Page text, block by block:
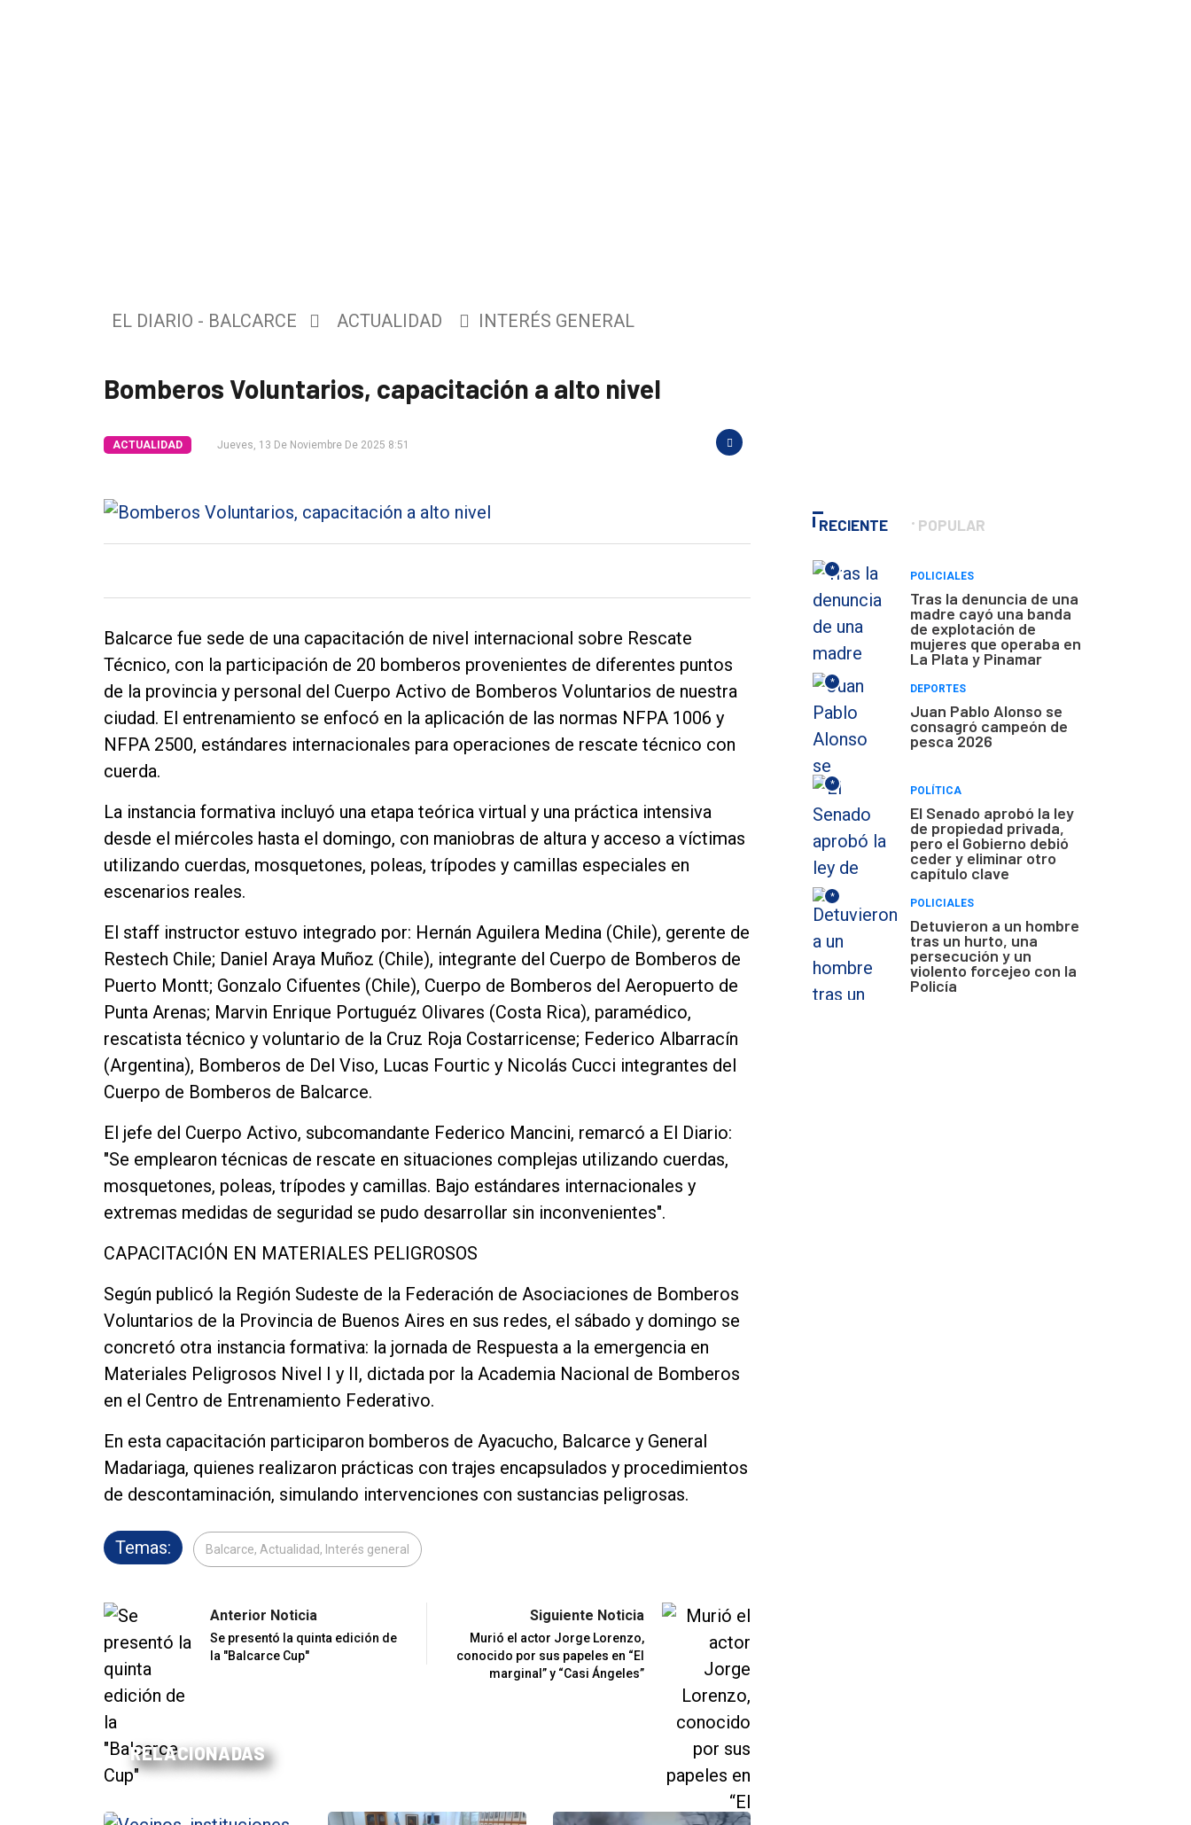
Deportes
Fúnebres
Nosotros
Contacto
EL DIARIO - BALCARCE ACTUALIDAD INTERÉS GENERAL
Bomberos Voluntarios, capacitación a alto nivel
ACTUALIDAD Jueves, 13 De Noviembre De 2025 8:51
Balcarce fue sede de una capacitación de nivel internacional sobre Rescate
Técnico, con la participación de 20 bomberos provenientes de diferentes puntos
de la provincia y personal del Cuerpo Activo de Bomberos Voluntarios de nuestra
ciudad. El entrenamiento se enfocó en la aplicación de las normas NFPA 1006 y
NFPA 2500, estándares internacionales para operaciones de rescate técnico con
cuerda.
La instancia formativa incluyó una etapa teórica virtual y una práctica intensiva
desde el miércoles hasta el domingo, con maniobras de altura y acceso a víctimas
utilizando cuerdas, mosquetones, poleas, trípodes y camillas especiales en
escenarios reales.
El staff instructor estuvo integrado por: Hernán Aguilera Medina (Chile), gerente de
Restech Chile; Daniel Araya Muñoz (Chile), integrante del Cuerpo de Bomberos de
Puerto Montt; Gonzalo Cifuentes (Chile), Cuerpo de Bomberos del Aeropuerto de
Punta Arenas; Marvin Enrique Portuguéz Olivares (Costa Rica), paramédico,
rescatista técnico y voluntario de la Cruz Roja Costarricense; Federico Albarracín
(Argentina), Bomberos de Del Viso, Lucas Fourtic y Nicolás Cucci integrantes del
Cuerpo de Bomberos de Balcarce.
El jefe del Cuerpo Activo, subcomandante Federico Mancini, remarcó a El Diario:
"Se emplearon técnicas de rescate en situaciones complejas utilizando cuerdas,
mosquetones, poleas, trípodes y camillas. Bajo estándares internacionales y
extremas medidas de seguridad se pudo desarrollar sin inconvenientes".
CAPACITACIÓN EN MATERIALES PELIGROSOS
Según publicó la Región Sudeste de la Federación de Asociaciones de Bomberos
Voluntarios de la Provincia de Buenos Aires en sus redes, el sábado y domingo se
concretó otra instancia formativa: la jornada de Respuesta a la emergencia en
Materiales Peligrosos Nivel I y II, dictada por la Academia Nacional de Bomberos
en el Centro de Entrenamiento Federativo.
En esta capacitación participaron bomberos de Ayacucho, Balcarce y General
Madariaga, quienes realizaron prácticas con trajes encapsulados y procedimientos
de descontaminación, simulando intervenciones con sustancias peligrosas.
Temas: Balcarce, Actualidad, Interés general
Anterior Noticia
Se presentó la quinta edición de
la "Balcarce Cup"
Siguiente Noticia
Murió el actor Jorge Lorenzo,
conocido por sus papeles en “El
marginal” y “Casi Ángeles”
RELACIONADAS
RECIENTE POPULAR
*
POLICIALES
Tras la denuncia de una
madre cayó una banda
de explotación de
mujeres que operaba en
La Plata y Pinamar
*
DEPORTES
Juan Pablo Alonso se
consagró campeón de
pesca 2026
*
POLÍTICA
El Senado aprobó la ley
de propiedad privada,
pero el Gobierno debió
ceder y eliminar otro
capítulo clave
*
POLICIALES
Detuvieron a un hombre
tras un hurto, una
persecución y un
violento forcejeo con la
Policía